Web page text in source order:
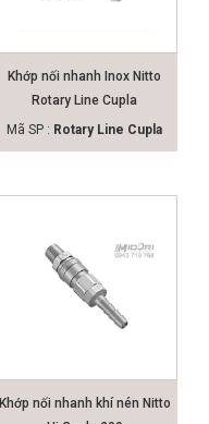
Khớp nối nhanh Inox Nitto
Rotary Line Cupla
Mã SP : Rotary Line Cupla
Khớp nối nhanh khí nén Nitto